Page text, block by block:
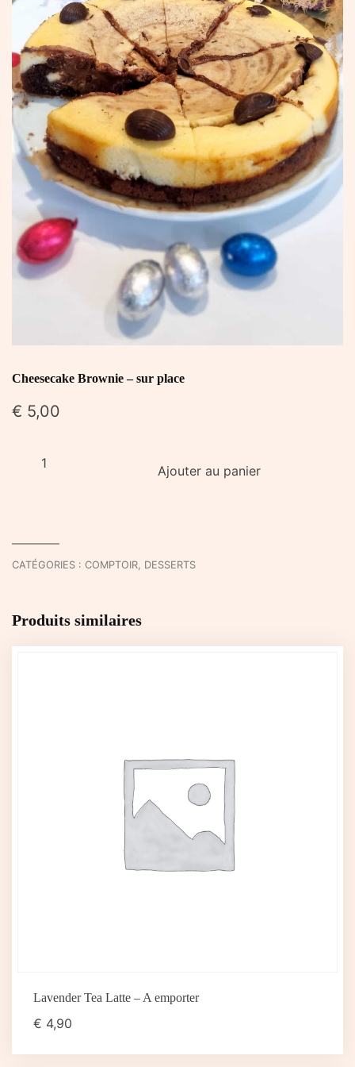
Cheesecake Brownie – sur place
€ 5,00
quantité
place
Ajouter au panier
CATÉGORIES : COMPTOIR, DESSERTS
Produits similaires
Lavender Tea Latte – A emporter
€ 4,90